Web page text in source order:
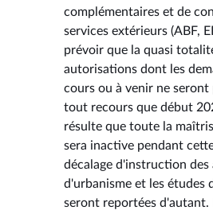
complémentaires et de
services extérieurs (ABF,
prévoir que la quasi
autorisations dont les
cours ou à venir ne seront
tout recours que début
résulte que toute la
sera inactive pendant
décalage d'instruction
d'urbanisme et les études
seront reportées d'autant.